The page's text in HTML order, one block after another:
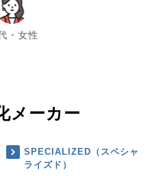
・女性
chevron_left chevron_right
メーカー
SPECIALIZED（スペシャ
ライズド）